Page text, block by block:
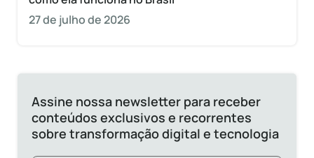
27 de julho de 2026
Assine nossa newsletter para receber
conteúdos exclusivos e recorrentes
sobre transformação digital e tecnologia